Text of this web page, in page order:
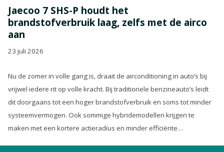
Jaecoo 7 SHS-P houdt het
brandstofverbruik laag, zelfs met de airco
aan
23 juli 2026
Nu de zomer in volle gang is, draait de airconditioning in auto’s bij
vrijwel iedere rit op volle kracht. Bij traditionele benzineauto’s leidt
dit doorgaans tot een hoger brandstofverbruik en soms tot minder
systeemvermogen. Ook sommige hybridemodellen krijgen te
maken met een kortere actieradius en minder efficiënte